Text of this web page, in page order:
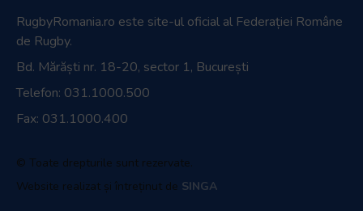
RugbyRomania.ro este site-ul oficial al Federației Române
de Rugby.
Bd. Mărăști nr. 18-20, sector 1, București
Telefon: 031.1000.500
Fax: 031.1000.400
© Toate drepturile sunt rezervate.
Website realizat și întreținut de SINGA